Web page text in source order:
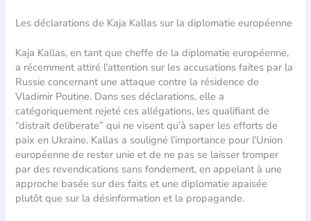
Les déclarations de Kaja Kallas sur la diplomatie européenne
Kaja Kallas, en tant que cheffe de la diplomatie européenne,
a récemment attiré l’attention sur les accusations faites par la
Russie concernant une attaque contre la résidence de
Vladimir Poutine. Dans ses déclarations, elle a
catégoriquement rejeté ces allégations, les qualifiant de
“distrait deliberate” qui ne visent qu’à saper les efforts de
paix en Ukraine. Kallas a souligné l’importance pour l’Union
européenne de rester unie et de ne pas se laisser tromper
par des revendications sans fondement, en appelant à une
approche basée sur des faits et une diplomatie apaisée
plutôt que sur la désinformation et la propagande.